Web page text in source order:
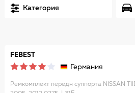
Категория
FEBEST
Германия
Ремкомплект передн суппорта NISSAN